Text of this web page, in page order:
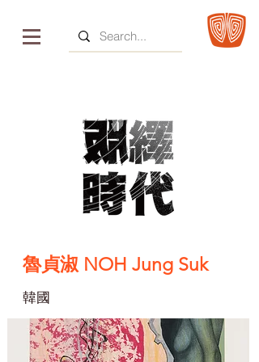
魯貞淑 NOH Jung Suk
韓國